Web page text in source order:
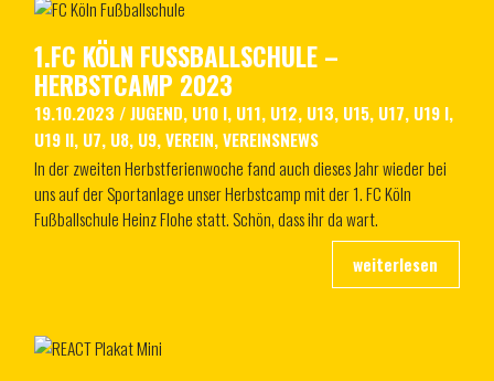
1.FC KÖLN FUSSBALLSCHULE – H
ERBSTCAMP 2023
19.10.2023 /JUGEND, U10 I, U11, U12, U13, U15, U17, U19 I,
U19 II, U7, U8, U9,VEREIN,VEREINSNEWS
In der zweiten Herbstferienwoche fand auch dieses Jahr wieder bei
uns auf der Sportanlage unser Herbstcamp mit der 1. FC Köln
Fußballschule Heinz Flohe statt. Schön, dass ihr da wart.